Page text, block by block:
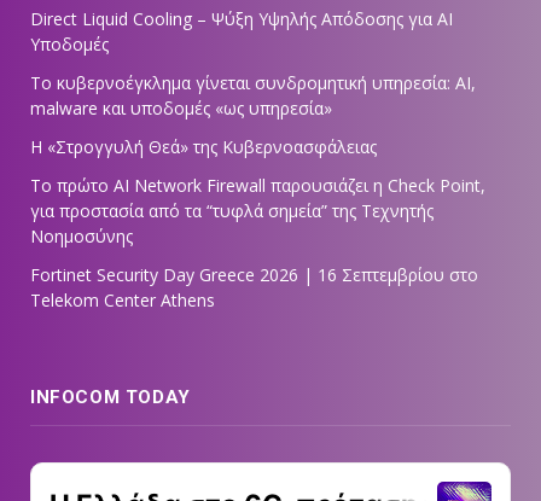
Direct Liquid Cooling – Ψύξη Υψηλής Απόδοσης για AI
Υποδομές
Το κυβερνοέγκλημα γίνεται συνδρομητική υπηρεσία: AI,
malware και υποδομές «ως υπηρεσία»
Η «Στρογγυλή Θεά» της Κυβερνοασφάλειας
Tο πρώτο AI Network Firewall παρουσιάζει η Check Point,
για προστασία από τα “τυφλά σημεία” της Τεχνητής
Νοημοσύνης
Fortinet Security Day Greece 2026 | 16 Σεπτεμβρίου στο
Telekom Center Athens
INFOCOM TODAY